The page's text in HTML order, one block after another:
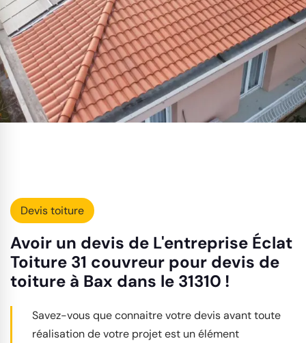
Devis toiture
Avoir un devis de L'entreprise Éclat
Toiture 31 couvreur pour devis de
toiture à Bax dans le 31310 !
Savez-vous que connaitre votre devis avant toute
réalisation de votre projet est un élément